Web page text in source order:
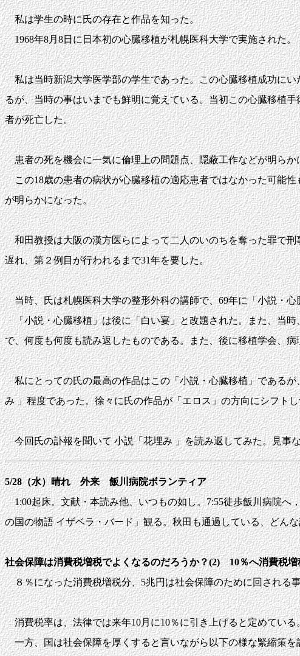
私は学生の時に氏の存在と作品を知った。
1968年8月8日に日本初の心臓移植が札幌医科大学で実施された。
私は当時新潟大学医学部の学生であった。この心臓移植成功にい
るが、当時の事はいまでも鮮明に覚えている。当初この心臓移植
者が死亡した。
患者の死を機会に一気に倫理上の問題点、隠蔽工作などが明らか
この18歳の患者の病状が心臓移植の適応患者ではなかった可能性
が明らかになった。
和田教授は大阪の漢方医らによって二人のいのちを奪った罪で刑
遅れ、第２例目が行われるまで31年を要した。
当時、氏は札幌医科大学の整形外科の講師で、69年に「小説・心
「小説・心臓移植」は後に「白い宴」と改題された。また、当時
で、何度も何度も読み返したものである。また、後に移植学会、
私にとっての氏の最高の作品はこの「小説・心臓移植」であるが
み 」程度であった。徐々に氏の作品が「エロス」の方向にシフト
今回氏の訃報を聞いて 小説「花埋み 」を読み返してみた。見事
5/28（水）晴れ 外来 飯川病院ボランティア
1:00起床。文献・本読み他、いつもの如し。7:55徒歩飯川病院へ
の国の物語 イザベラ・バード」観る。秋田も通過している、どん
社会保障は消費税増税でよくなるのだろうか？(2) 10％へ消費税
８％になった消費税増税分、5兆円は社会保障のために回される
消費税率は、法律では来年10月に10％に引き上げると定めている
一方、国は社会保障を厚くすると言いながら以下の様な緊縮策を